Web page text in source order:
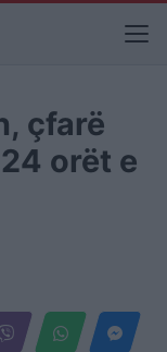
çfarë
orët e